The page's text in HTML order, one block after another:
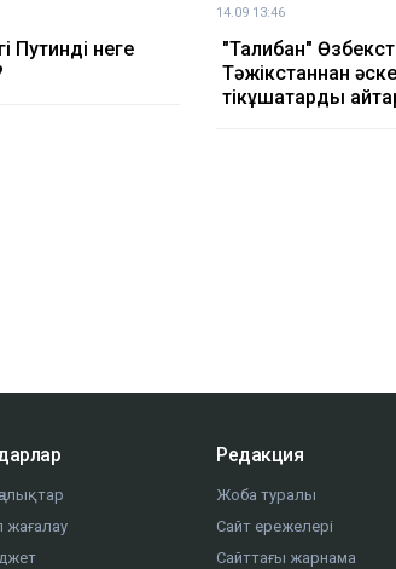
Путинді неге
14.09 13:46
"Талибан"
Тәжікстаннан
тікұшақтарды
жағалау
Редакция
Жоба туралы
Сайт ережелері
Сайттағы жарнама